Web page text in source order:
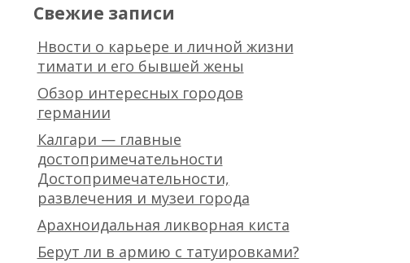
Свежие записи
Нвости о карьере и личной жизни
тимати и его бывшей жены
Обзор интересных городов
германии
Калгари — главные
достопримечательности
Достопримечательности,
развлечения и музеи города
Арахноидальная ликворная киста
Берут ли в армию с татуировками?